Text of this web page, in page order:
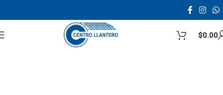
$0.00